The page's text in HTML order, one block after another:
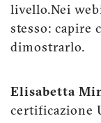
livello.Nei
stesso: capire
dimostrarlo.
Elisabetta
certificazione